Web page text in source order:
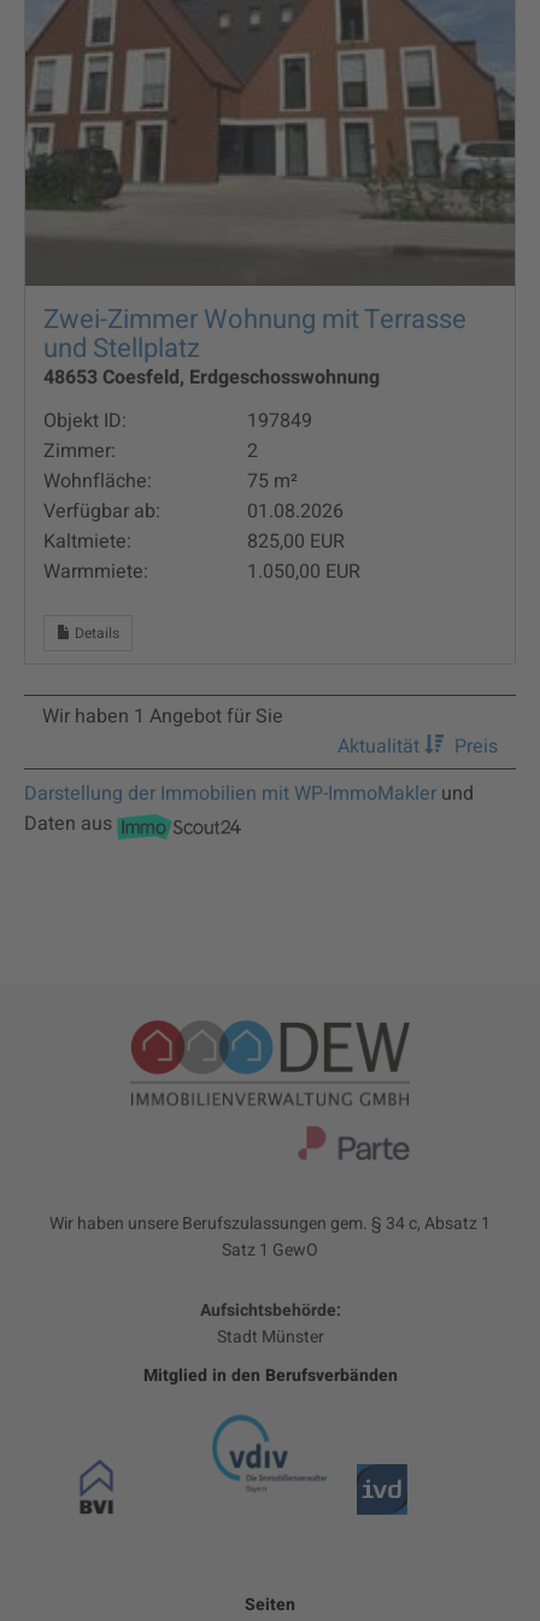
Zwei-Zimmer Wohnung mit Terrasse
und Stellplatz
48653 Coesfeld, Erdgeschosswohnung
Objekt ID:
197849
Zimmer:
2
Wohnfläche:
75 m²
Verfügbar ab:
01.08.2026
Kaltmiete:
825,00 EUR
Warmmiete:
1.050,00 EUR
Details
Wir haben 1 Angebot für Sie
Aktualität
Preis
Darstellung der Immobilien mit WP-ImmoMakler und
Daten aus
Wir haben unsere Berufszulassungen gem. § 34 c, Absatz 1
Satz 1 GewO
Aufsichtsbehörde:
Stadt Münster
Mitglied in den Berufsverbänden
Seiten